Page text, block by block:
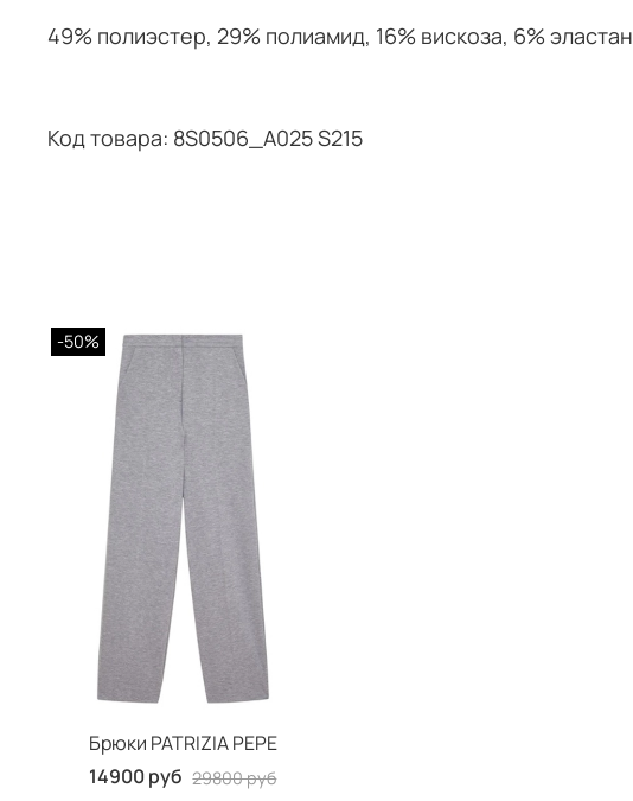
49% полиэстер, 29% полиамид, 16% вискоза, 6% эластан
Код товара: 8S0506_A025 S215
-50%
Брюки PATRIZIA PEPE
14900 руб 29800 руб